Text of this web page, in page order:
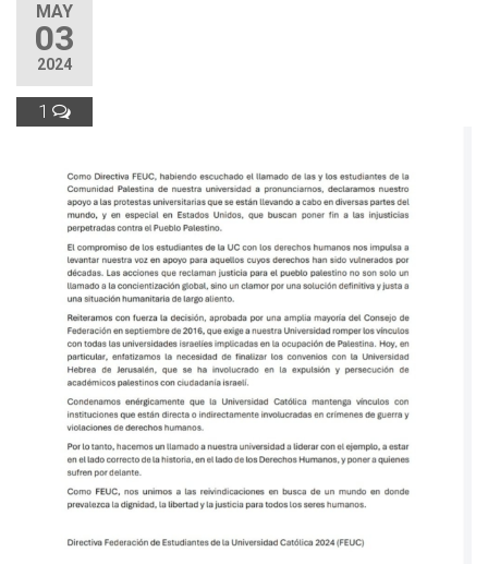
MAY
03
2024
1